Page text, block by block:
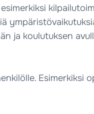
ja koulutuksen
Esimerkiksi